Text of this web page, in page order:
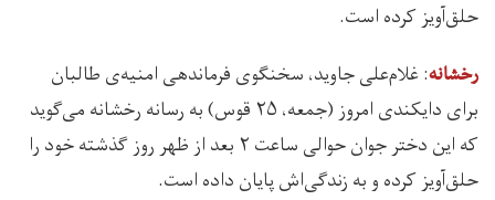
حلق‌آویز کرده است.
رخشانه: غلام‌علی جاوید، سخنگوی فرماندهی امنیه‌ی طالبان
برای دایکندی امروز (جمعه، ۲۵ قوس) به رسانه رخشانه می‌گوید
که این دختر جوان حوالی ساعت ۲ بعد از ظهر روز گذشته خود را
حلق‌آویز کرده و به زندگی‌اش پایان داده است.